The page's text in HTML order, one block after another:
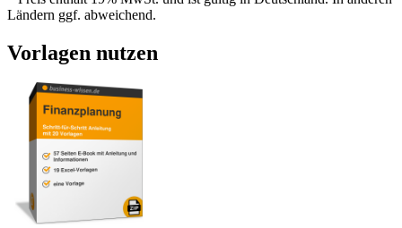
Ländern ggf. abweichend.
Vorlagen nutzen